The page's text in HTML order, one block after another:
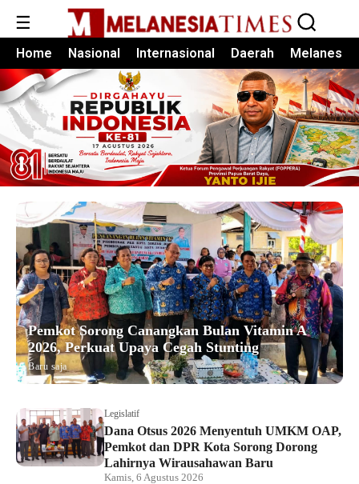
☰
Home Nasional Internasional Daerah Melanesia
Pemkot Sorong Canangkan Bulan Vitamin A
2026, Perkuat Upaya Cegah Stunting
Baru saja
Legislatif
Dana Otsus 2026 Menyentuh UMKM OAP,
Pemkot dan DPR Kota Sorong Dorong
Lahirnya Wirausahawan Baru
Kamis, 6 Agustus 2026